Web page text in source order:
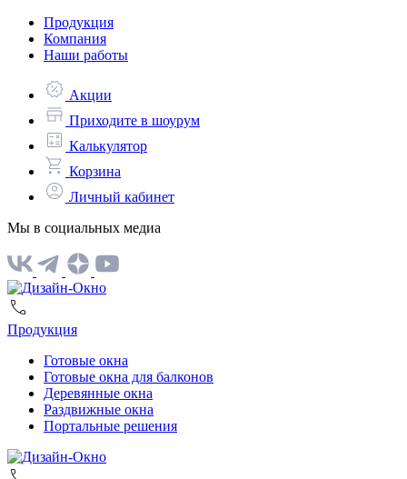
Продукция
Компания
Наши работы
Акции
Приходите в шоурум
Калькулятор
Корзина
Личный кабинет
Мы в социальных медиа
Продукция
Готовые окна
Готовые окна для балконов
Деревянные окна
Раздвижные окна
Портальные решения